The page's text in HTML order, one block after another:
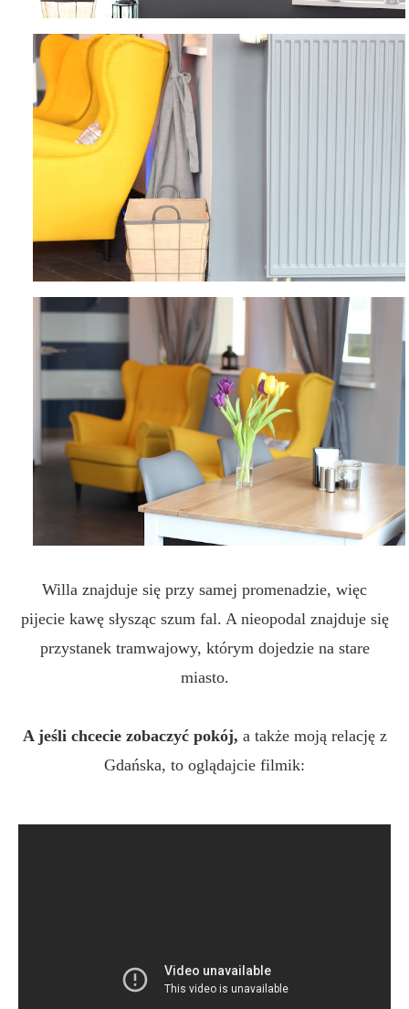
Willa znajduje się przy samej promenadzie, więc
pijecie kawę słysząc szum fal. A nieopodal znajduje się
przystanek tramwajowy, którym dojedzie na stare
miasto.
A jeśli chcecie zobaczyć pokój, a także moją relację z
Gdańska, to oglądajcie filmik: